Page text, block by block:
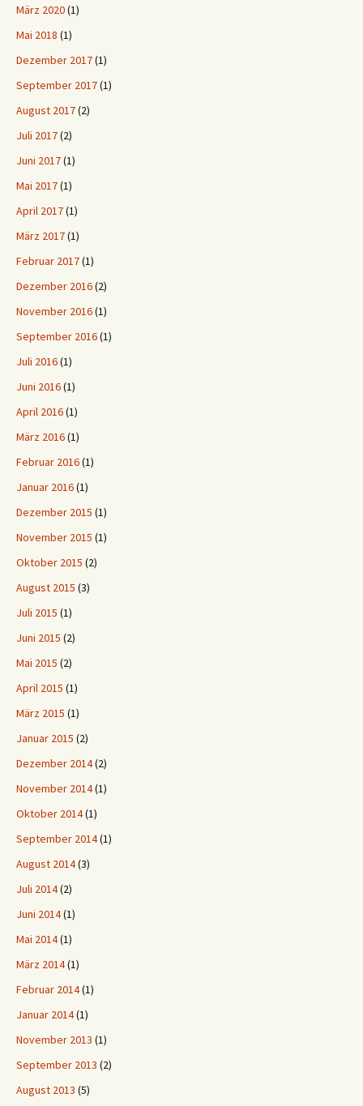
März 2020(1)
Mai 2018 (1)
Dezember 2017(1)
September 2017(1)
August 2017(2)
Juli 2017(2)
Juni 2017(1)
Mai 2017(1)
April 2017(1)
März 2017(1)
Februar 2017(1)
Dezember 2016(2)
November 2016(1)
September 2016(1)
Juli 2016(1)
Juni 2016(1)
April 2016(1)
März 2016(1)
Februar 2016(1)
Januar 2016(1)
Dezember 2015 (1)
November 2015 (1)
Oktober 2015 (2)
August 2015 (3)
Juli 2015 (1)
Juni 2015 (2)
Mai 2015 (2)
April 2015 (1)
März 2015 (1)
Januar 2015 (2)
Dezember 2014(2)
November 2014(1)
Oktober 2014(1)
September 2014(1)
August 2014(3)
Juli 2014(2)
Juni 2014(1)
Mai 2014(1)
März 2014(1)
Februar 2014(1)
Januar 2014(1)
November 2013 (1)
September 2013 (2)
August 2013 (5)